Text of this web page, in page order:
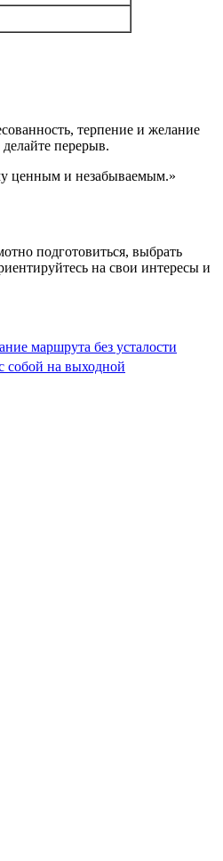
терпение и желание
перерыв.
ценным и незабываемым.»
подготовиться, выбрать
на свои интересы и
маршрута без усталости
собой на выходной